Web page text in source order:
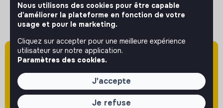
Attention cette annonce a été publiée il y a
plus de 60 jours (le 13/04/2026) et est sans
doute expirée ou non mise à jour.
SUIVEZ-NOUS
© 2026 jobs that makesense.
Nous utilisons des cookies pour être capable
d'améliorer la plateforme en fonction de votre
usage et pour le marketing.
Cliquez sur accepter pour une meilleure expérience
utilisateur sur notre application.
Paramètres des cookies.
J'accepte
Je refuse